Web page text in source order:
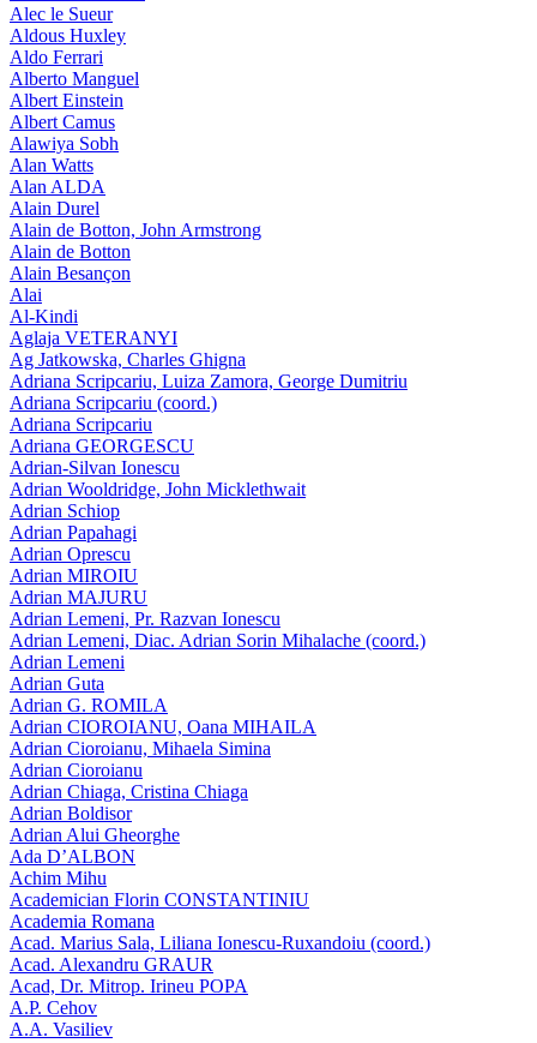
Alec le Sueur
Aldous Huxley
Aldo Ferrari
Alberto Manguel
Albert Einstein
Albert Camus
Alawiya Sobh
Alan Watts
Alan ALDA
Alain Durel
Alain de Botton, John Armstrong
Alain de Botton
Alain Besançon
Alai
Al-Kindi
Aglaja VETERANYI
Ag Jatkowska, Charles Ghigna
Adriana Scripcariu, Luiza Zamora, George Dumitriu
Adriana Scripcariu (coord.)
Adriana Scripcariu
Adriana GEORGESCU
Adrian-Silvan Ionescu
Adrian Wooldridge, John Micklethwait
Adrian Schiop
Adrian Papahagi
Adrian Oprescu
Adrian MIROIU
Adrian MAJURU
Adrian Lemeni, Pr. Razvan Ionescu
Adrian Lemeni, Diac. Adrian Sorin Mihalache (coord.)
Adrian Lemeni
Adrian Guta
Adrian G. ROMILA
Adrian CIOROIANU, Oana MIHAILA
Adrian Cioroianu, Mihaela Simina
Adrian Cioroianu
Adrian Chiaga, Cristina Chiaga
Adrian Boldisor
Adrian Alui Gheorghe
Ada D’ALBON
Achim Mihu
Academician Florin CONSTANTINIU
Academia Romana
Acad. Marius Sala, Liliana Ionescu-Ruxandoiu (coord.)
Acad. Alexandru GRAUR
Acad, Dr. Mitrop. Irineu POPA
A.P. Cehov
A.A. Vasiliev